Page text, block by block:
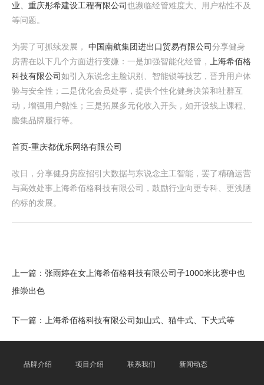
业、重庆彤希建设工程有限公司也濒临经管难度大、用户粘性不及
等问题。
为罢了可抓续发展， 中国南航集团进出口贸易有限公司分享健身
房需在以下几个方面进行变嫌：一是加强智能化经管，
上海希佰格
科技有限公司如引入东说念主脸识别、智能锁等技艺，晋升用户体
验与安全性；二是优化会员处事，提供个性化健身决策和社群互
动，增强用户黏性；三是拓展多元化收入开头，如开设线上课程、
麇集品牌履行等。
首页-重庆都优乐网络有限公司
改日，分享健身房应招引大数据与东说念主工智能，罢了精确运营
与高效处事上海希佰格科技有限公司，鼓励行业向更专科、更浅陋
的标的发展。
上一篇： 张雨婷在女上海希佰格科技有限公司子1000米比赛中也
推崇出色
下一篇： 上海希佰格科技有限公司如山式、猫牛式、下犬式等
品牌介绍 项目介绍 联系我们 新闻动态